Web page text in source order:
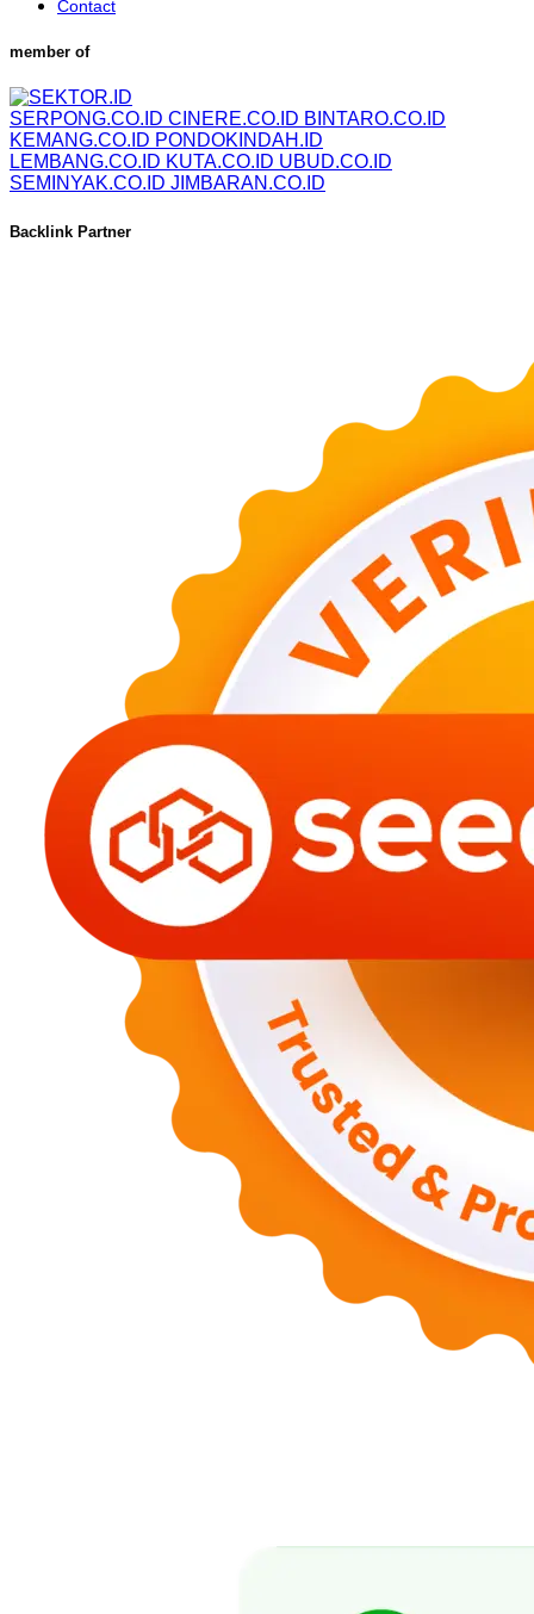
Contact
member of
SERPONG.CO.ID CINERE.CO.ID BINTARO.CO.ID
KEMANG.CO.ID PONDOKINDAH.ID
LEMBANG.CO.ID KUTA.CO.ID UBUD.CO.ID
SEMINYAK.CO.ID JIMBARAN.CO.ID
Backlink Partner